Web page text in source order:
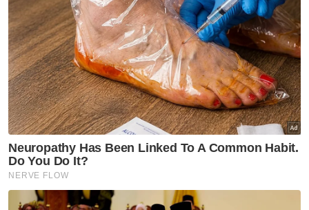
Waris dua pelajar maut terima
TPSM RM5,500, hasrat
tunaikan badal haji ubati rindu
anak